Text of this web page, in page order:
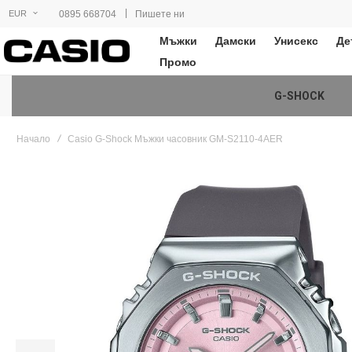
EUR 0895 668704 | Пишете ни
Мъжки Дамски Унисекс
Промо
G-SHOCK
Начало Casio G-Shock Мъжки часовник GM-S2110-4AER